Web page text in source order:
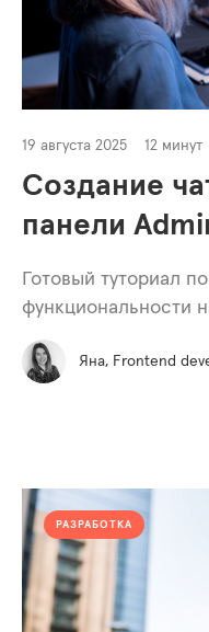
19 августа 2025 12 минут
Создание
панели
Готовый туториал
функциональности
Яна, Frontend
РАЗРАБОТКА